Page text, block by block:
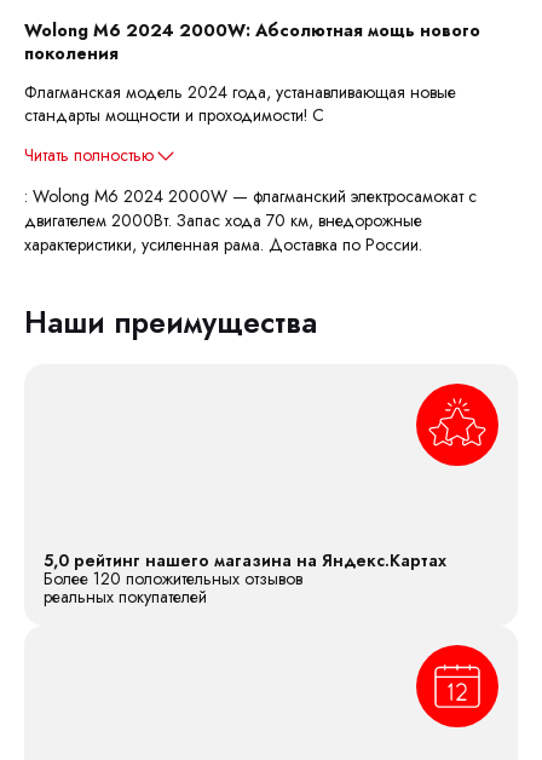
Wolong M6 2024 2000W: Абсолютная мощь нового
поколения
Флагманская модель 2024 года, устанавливающая новые
стандарты мощности и проходимости! С
Читать полностью
: Wolong M6 2024 2000W — флагманский электросамокат с
двигателем 2000Вт. Запас хода 70 км, внедорожные
характеристики, усиленная рама. Доставка по России.
Наши преимущества
5,0 рейтинг нашего магазина на Яндекс.Картах
Более 120 положительных отзывов
реальных покупателей